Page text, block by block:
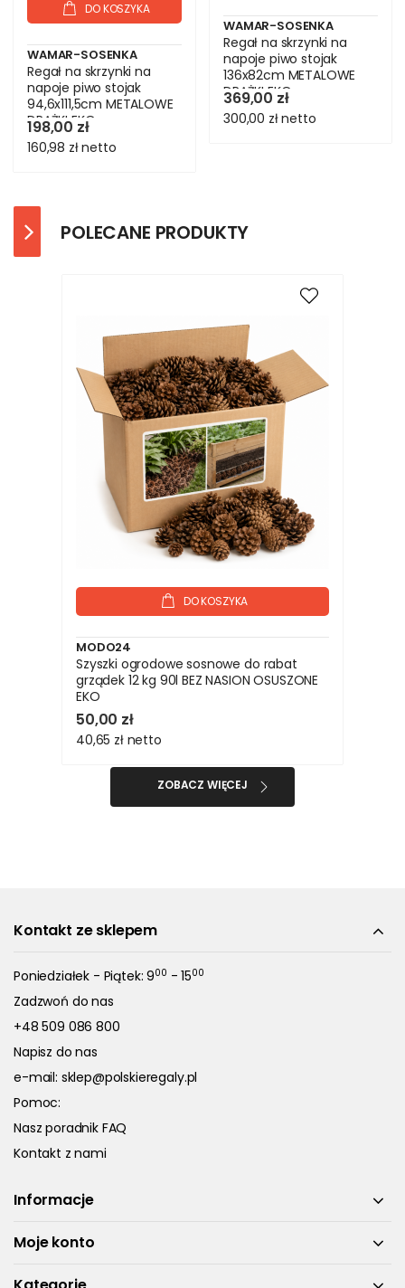
DO KOSZYKA
WAMAR-SOSENKA
Regał na skrzynki na
napoje piwo stojak
94,6x111,5cm METALOWE
DRĄŻKI EKO
198,00 zł
160,98 złnetto
WAMAR-SOSENKA
Regał na skrzynki na
napoje piwo stojak
136x82cm METALOWE
DRĄŻKI EKO
369,00 zł
300,00 złnetto
POLECANE PRODUKTY
DO KOSZYKA
MODO24
Szyszki ogrodowe sosnowe do rabat
grządek 12 kg 90l BEZ NASION OSUSZONE
EKO
50,00 zł
40,65 zł netto
ZOBACZ WIĘCEJ
Kontakt ze sklepem
Poniedziałek - Piątek: 900 - 1500
Zadzwoń do nas
+48 509 086 800
Napisz do nas
e-mail: sklep@polskieregaly.pl
Pomoc:
Nasz poradnik FAQ
Kontakt z nami
Informacje
Moje konto